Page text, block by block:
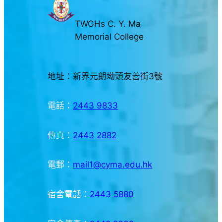
TWGHs C. Y. Ma
Memorial College
地址：新界元朗坳頭友善街3號
電話： 2443 9833
傳真： 2443 2882
電郵： mail1@cyma.edu.hk
宿舍電話： 2443 5880